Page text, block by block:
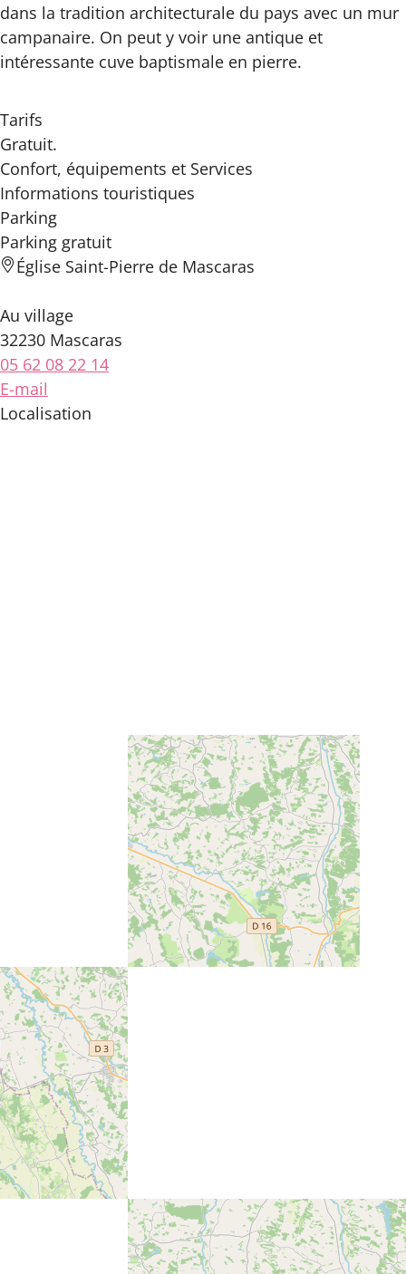
dans la tradition architecturale du pays avec un mur
campanaire. On peut y voir une antique et
intéressante cuve baptismale en pierre.
Tarifs
Gratuit.
Confort, équipements et Services
Informations touristiques
Parking
Parking gratuit
Église Saint-Pierre de Mascaras
Au village
32230 Mascaras
05 62 08 22 14
E-mail
Localisation